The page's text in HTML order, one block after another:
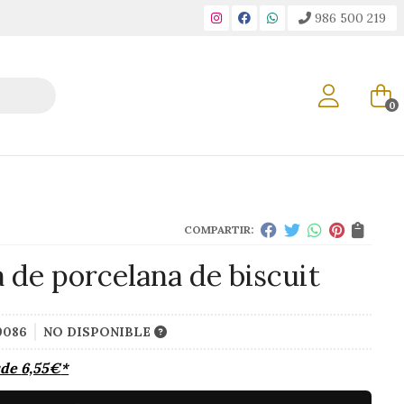
986 500 219
0
COMPARTIR:
de porcelana de biscuit
NO DISPONIBLE
6,55€*